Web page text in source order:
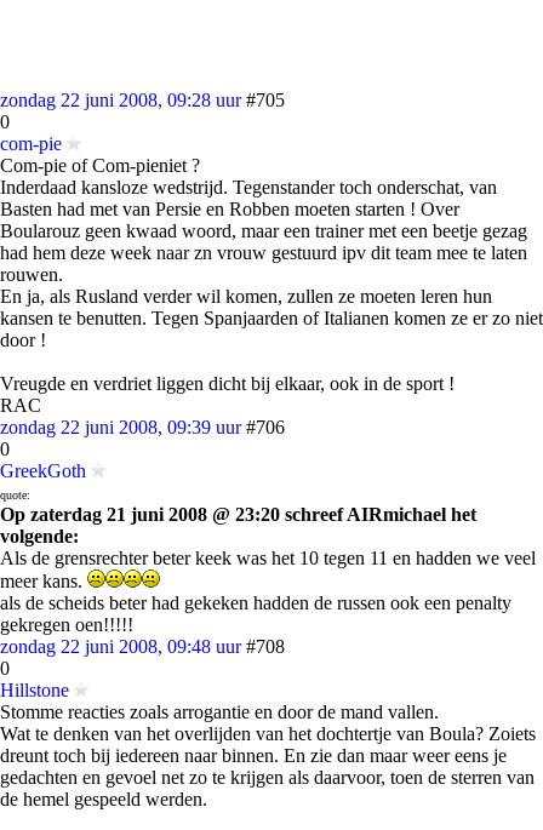
zondag 22 juni 2008, 09:28 uur #705
0
com-pie
Com-pie of Com-pieniet ?
Inderdaad kansloze wedstrijd. Tegenstander toch onderschat, van
Basten had met van Persie en Robben moeten starten ! Over
Boularouz geen kwaad woord, maar een trainer met een beetje gezag
had hem deze week naar zn vrouw gestuurd ipv dit team mee te laten
rouwen.
En ja, als Rusland verder wil komen, zullen ze moeten leren hun
kansen te benutten. Tegen Spanjaarden of Italianen komen ze er zo niet
door !
Vreugde en verdriet liggen dicht bij elkaar, ook in de sport !
RAC
zondag 22 juni 2008, 09:39 uur #706
0
GreekGoth
quote:
Op zaterdag 21 juni 2008 @ 23:20 schreef AIRmichael het
volgende:
Als de grensrechter beter keek was het 10 tegen 11 en hadden we veel
meer kans.
als de scheids beter had gekeken hadden de russen ook een penalty
gekregen oen!!!!!
zondag 22 juni 2008, 09:48 uur #708
0
Hillstone
Stomme reacties zoals arrogantie en door de mand vallen.
Wat te denken van het overlijden van het dochtertje van Boula? Zoiets
dreunt toch bij iedereen naar binnen. En zie dan maar weer eens je
gedachten en gevoel net zo te krijgen als daarvoor, toen de sterren van
de hemel gespeeld werden.